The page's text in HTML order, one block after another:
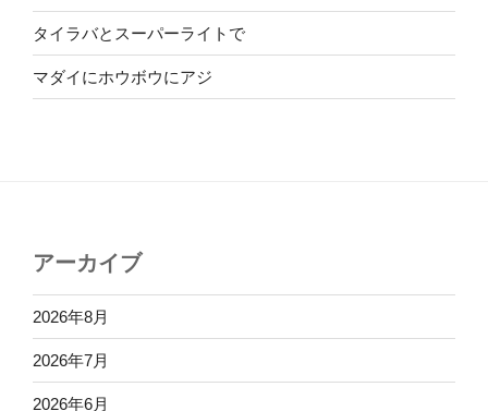
タイラバとスーパーライトで
マダイにホウボウにアジ
アーカイブ
2026年8月
2026年7月
2026年6月